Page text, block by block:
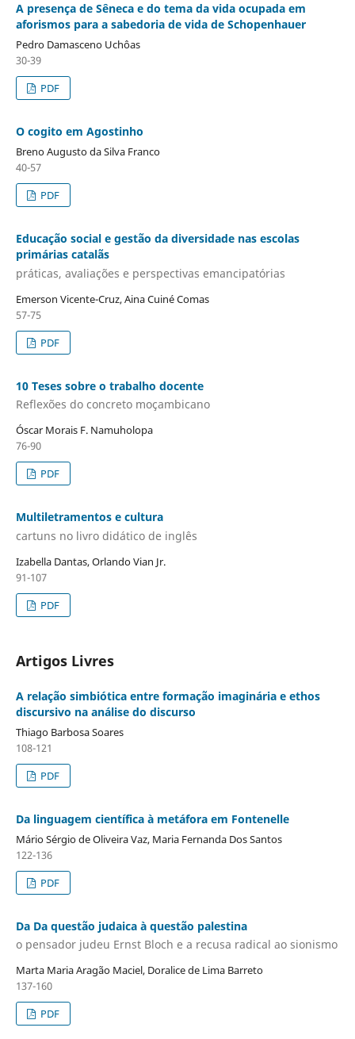
A presença de Sêneca e do tema da vida ocupada em
aforismos para a sabedoria de vida de Schopenhauer
Pedro Damasceno Uchôas
30-39
PDF
O cogito em Agostinho
Breno Augusto da Silva Franco
40-57
PDF
Educação social e gestão da diversidade nas escolas
primárias catalãs
práticas, avaliações e perspectivas emancipatórias
Emerson Vicente-Cruz, Aina Cuiné Comas
57-75
PDF
10 Teses sobre o trabalho docente
Reflexões do concreto moçambicano
Óscar Morais F. Namuholopa
76-90
PDF
Multiletramentos e cultura
cartuns no livro didático de inglês
Izabella Dantas, Orlando Vian Jr.
91-107
PDF
Artigos Livres
A relação simbiótica entre formação imaginária e ethos
discursivo na análise do discurso
Thiago Barbosa Soares
108-121
PDF
Da linguagem científica à metáfora em Fontenelle
Mário Sérgio de Oliveira Vaz, Maria Fernanda Dos Santos
122-136
PDF
Da Da questão judaica à questão palestina
o pensador judeu Ernst Bloch e a recusa radical ao sionismo
Marta Maria Aragão Maciel, Doralice de Lima Barreto
137-160
PDF